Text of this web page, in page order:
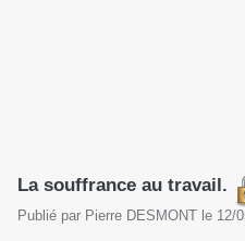
La souffrance au travail.
Publié par Pierre DESMONT le 12/